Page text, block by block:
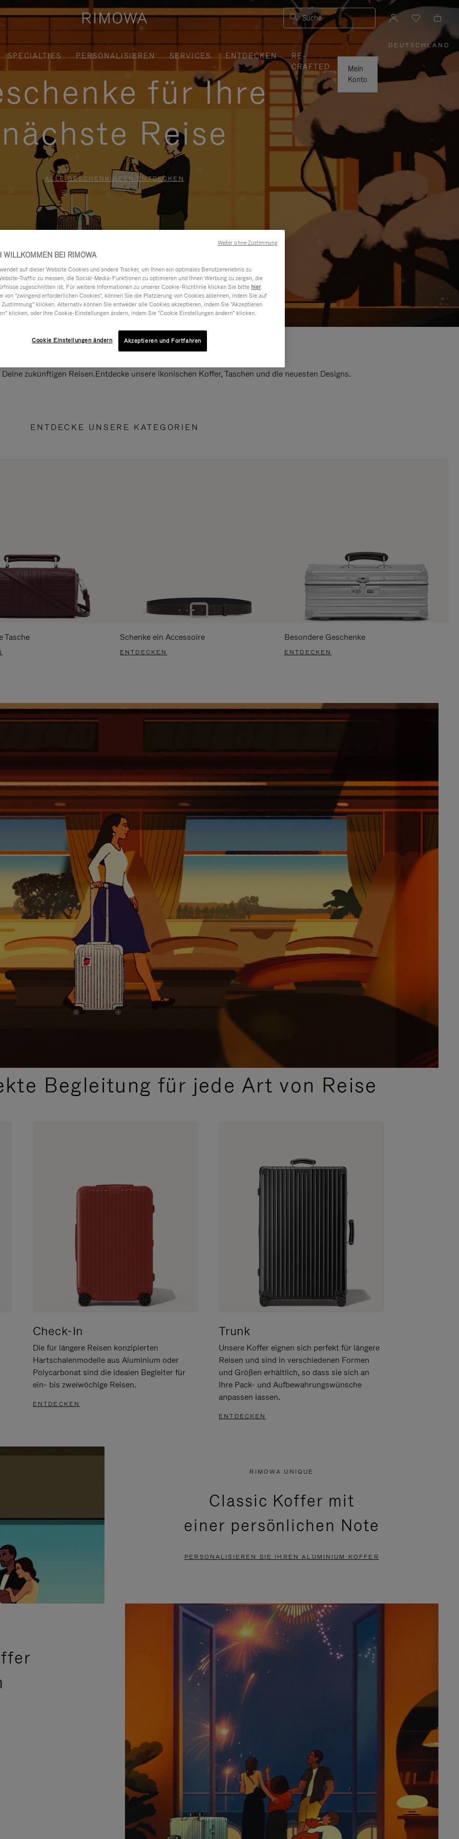
Suche
SPECIALTIES PERSONALISIEREN SERVICES ENTDECKEN
RE-
CRAFTED
Mein
Konto
DEUTSCHLAND
,
WÄHLEN
IHRE
REGION
AUS
|
für Ihre
nächste Reise
ALLE GESCHENKIDEEN ENTDECKEN
zukünftigen Reisen.Entdecke unsere ikonischen Koffer, Taschen und die neuesten Designs.
ENTDECKE UNSERE KATEGORIEN
Tasche Schenke ein Accessoire
ENTDECKEN
Besondere Geschenke
ENTDECKEN
Begleitung für jede Art von Reise
Check-In
Die für längere Reisen konzipierten
Hartschalenmodelle aus Aluminium oder
Polycarbonat sind die idealen Begleiter für
ein- bis zweiwöchige Reisen.
ENTDECKEN
Trunk
Unsere Koffer eignen sich perfekt für längere
Reisen und sind in verschiedenen Formen
und Größen erhältlich, so dass sie sich an
Ihre Pack- und Aufbewahrungswünsche
anpassen lassen.
ENTDECKEN
RIMOWA UNIQUE
Classic Koffer mit
einer persönlichen Note
PERSONALISIEREN SIE IHREN ALUMINIUM KOFFER
WILLKOMMEN BEI RIMOWA
auf dieser Website Cookies und andere Tracker, um Ihnen ein optimales Benutzererlebnis zu
Traffic zu messen, die Social-Media-Funktionen zu optimieren und Ihnen Werbung zu zeigen, die
zugeschnitten ist. Für weitere Informationen zu unserer Cookie-Richtlinie klicken Sie bitte hier.
von "zwingend erforderlichen Cookies", können Sie die Platzierung von Cookies ablehnen, indem Sie auf
klicken. Alternativ können Sie entweder alle Cookies akzeptieren, indem Sie "Akzeptieren
klicken, oder Ihre Cookie-Einstellungen ändern, indem Sie "Cookie Einstellungen ändern" klicken.
Cookie Einstellungen ändern Akzeptieren und Fortfahren
Weiter ohne Zustimmung